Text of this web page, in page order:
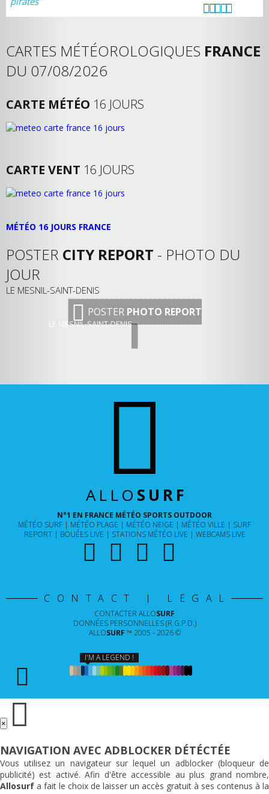
CARTES MÉTÉOROLOGIQUES FRANCE
DU 07/08/2026
CARTE MÉTÉO 16 JOURS
CARTE VENT 16 JOURS
MÉTÉO 16 JOURS FRANCE
POSTER CITY REPORT - PHOTO DU
JOUR
LE MESNIL-SAINT-DENIS
POSTER PHOTO REPORT
LE MESNIL-SAINT-DENIS
ALLO SURF
N°1 EN FRANCE MÉTÉO SPORTS OUTDOOR
MÉTÉO SURF
MÉTÉO PLAGE MÉTÉO NEIGE MÉTÉO VILLE
SURF
REPORT
BOUÉES LIVE STATIONS MÉTÉO LIVE WEBCAMS LIVE
CONTACT | LÉGAL
CONTACTER ALLOSURF
DONNÉES PERSONNELLES (R.G.P.D.)
ALLOSURF ™ 2005 - 2026 ©
I'M A LEGEND !
×
NAVIGATION AVEC ADBLOCKER DÉTÉCTÉE
Vous utilisez un navigateur sur lequel un adblocker (bloqueur de
publicité) est activé. Afin d'être accessible au plus grand nombre,
Allosurf a fait le choix de laisser un accès gratuit à ses contenus à la